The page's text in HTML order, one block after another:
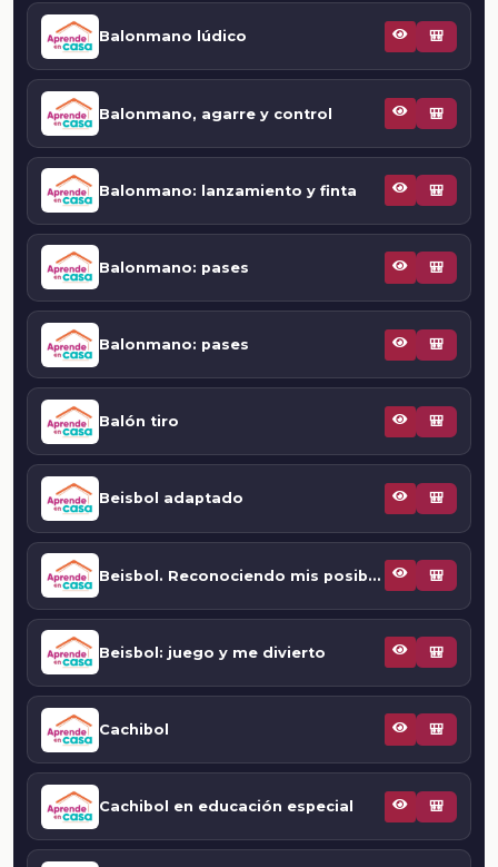
Balonmano lúdico 🎒
Balonmano, agarre y control 🎒
Balonmano: lanzamiento y finta 🎒
Balonmano: pases 🎒
Balonmano: pases 🎒
Balón tiro 🎒
Beisbol adaptado 🎒
Beisbol. Reconociendo mis posibilidades: conociendo el campo de juego 🎒
Beisbol: juego y me divierto 🎒
Cachibol 🎒
Cachibol en educación especial 🎒